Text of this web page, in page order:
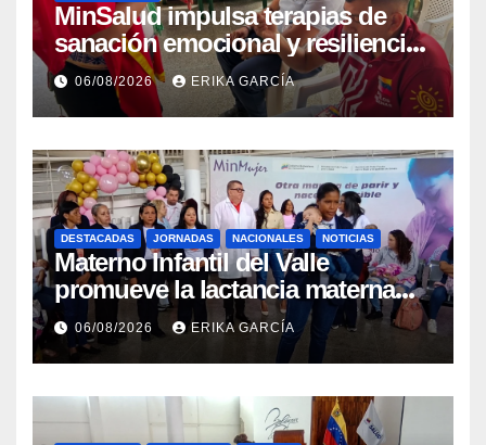
MinSalud impulsa terapias de
sanación emocional y resiliencia
post-sismo junto a comunidades
indígenas en Caracas
06/08/2026 ERIKA GARCÍA
DESTACADAS JORNADAS NACIONALES NOTICIAS
Materno Infantil del Valle
promueve la lactancia materna
como un inicio sostenible para la
vida
06/08/2026 ERIKA GARCÍA